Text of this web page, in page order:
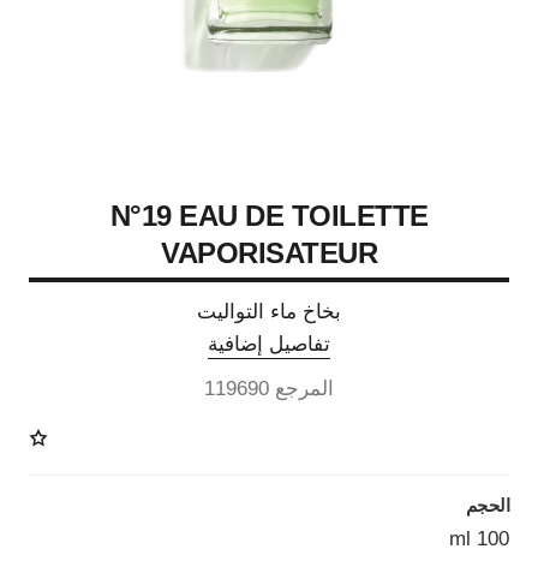
N°19 EAU DE TOILETTE
VAPORISATEUR
بخاخ ماء التواليت
تفاصيل إضافية
المرجع 119690
الحجم
100 ml